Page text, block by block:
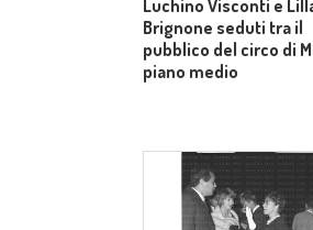
Luchino Visconti e
Brignone seduti tra il
pubblico del circo di
piano medio